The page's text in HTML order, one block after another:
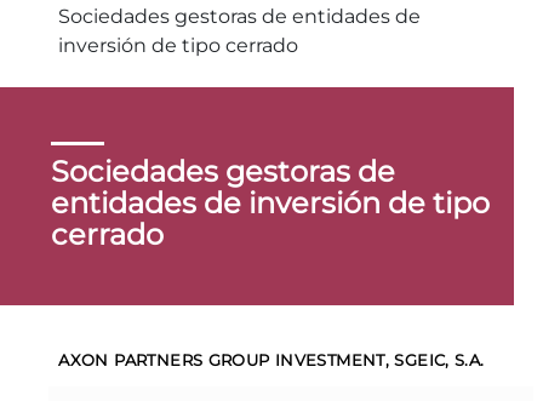
Sociedades gestoras de entidades de
inversión de tipo cerrado
Sociedades gestoras de
entidades de inversión de tipo
cerrado
AXON PARTNERS GROUP INVESTMENT, SGEIC, S.A.